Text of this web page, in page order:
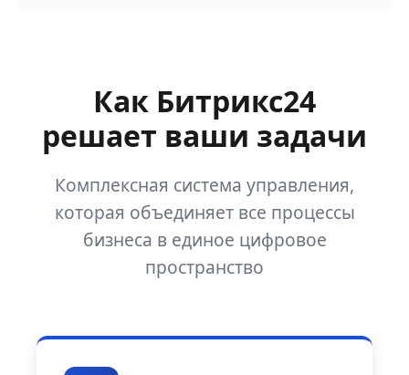
Как Битрикс24
решает ваши задачи
Комплексная система управления,
которая объединяет все процессы
бизнеса в единое цифровое
пространство